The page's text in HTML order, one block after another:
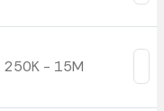
250K - 15M